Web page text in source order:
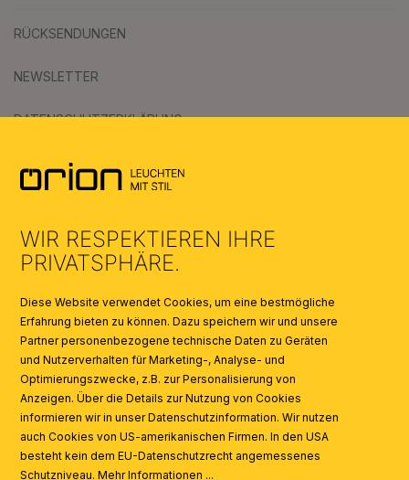
RÜCKSENDUNGEN
NEWSLETTER
DATENSCHUTZERKLÄRUNG
KATALOGE
AI
WIR RESPEKTIEREN IHRE
PRIVATSPHÄRE.
Diese Website verwendet Cookies, um eine bestmögliche
Erfahrung bieten zu können. Dazu speichern wir und unsere
Partner personenbezogene technische Daten zu Geräten
und Nutzerverhalten für Marketing-, Analyse- und
Optimierungszwecke, z.B. zur Personalisierung von
Anzeigen. Über die Details zur Nutzung von Cookies
informieren wir in unser Datenschutzinformation. Wir nutzen
auch Cookies von US-amerikanischen Firmen. In den USA
besteht kein dem EU-Datenschutzrecht angemessenes
Schutzniveau.Mehr Informationen ...